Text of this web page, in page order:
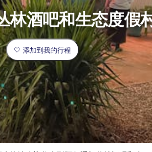
迎
目
的
地
内
陆
和
户
外
护
区
瀑
布
国
家
公
园
旅
行
者
类
型
精
选
榜
规
划
和
预
订
实
用
信
息
林酒吧和生态度假
添加到我的行程